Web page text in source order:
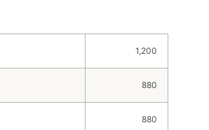
1,200
880
880